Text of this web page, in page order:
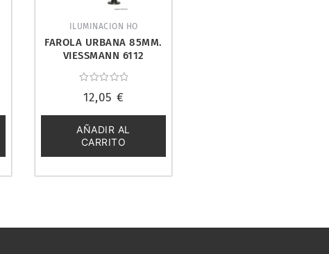
ILUMINACION HO
FAROLA URBANA 85MM.
VIESSMANN 6112
con
de
5
12,05 €
AÑADIR AL
CARRITO